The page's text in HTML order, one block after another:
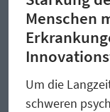
Menschen
Um die
schweren